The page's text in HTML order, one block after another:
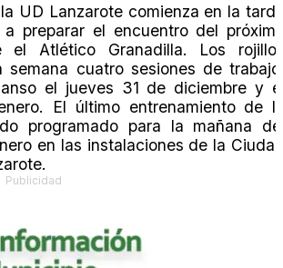
UD Lanzarote comienza en la
preparar el encuentro del
el Atlético Granadilla. Los
semana cuatro sesiones de
el jueves 31 de diciembre y
El último entrenamiento de
programado para la mañana
en las instalaciones de la
Publicidad